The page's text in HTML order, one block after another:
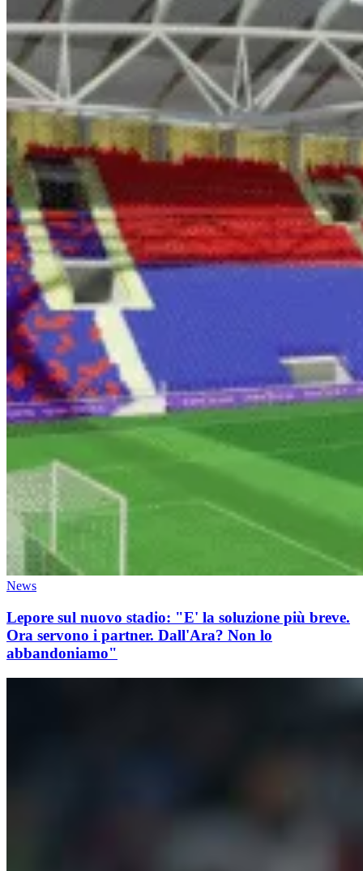
News
Lepore sul nuovo stadio: "E' la soluzione più breve.
Ora servono i partner. Dall'Ara? Non lo
abbandoniamo"